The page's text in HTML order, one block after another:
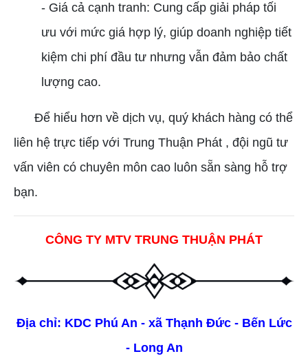
- Giá cả cạnh tranh: Cung cấp giải pháp tối
ưu với mức giá hợp lý, giúp doanh nghiệp tiết
kiệm chi phí đầu tư nhưng vẫn đảm bảo chất
lượng cao.
Để hiểu hơn về dịch vụ, quý khách hàng có thể
liên hệ trực tiếp với Trung Thuận Phát , đội ngũ tư
vấn viên có chuyên môn cao luôn sẵn sàng hỗ trợ
bạn.
CÔNG TY MTV TRUNG THUẬN PHÁT
Địa chỉ: KDC Phú An - xã Thạnh Đức - Bến Lức
- Long An